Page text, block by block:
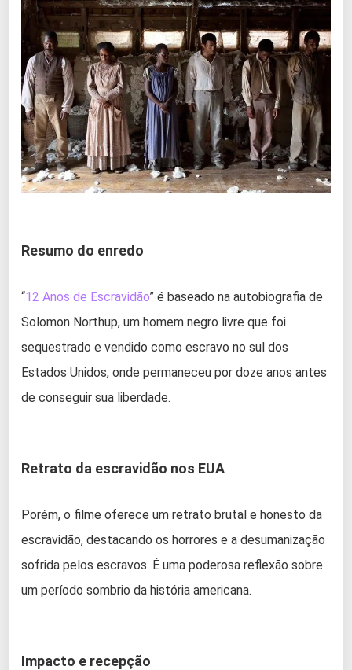
Resumo do enredo
“12 Anos de Escravidão” é baseado na autobiografia de
Solomon Northup, um homem negro livre que foi
sequestrado e vendido como escravo no sul dos
Estados Unidos, onde permaneceu por doze anos antes
de conseguir sua liberdade.
Retrato da escravidão nos EUA
Porém, o filme oferece um retrato brutal e honesto da
escravidão, destacando os horrores e a desumanização
sofrida pelos escravos. É uma poderosa reflexão sobre
um período sombrio da história americana.
Impacto e recepção